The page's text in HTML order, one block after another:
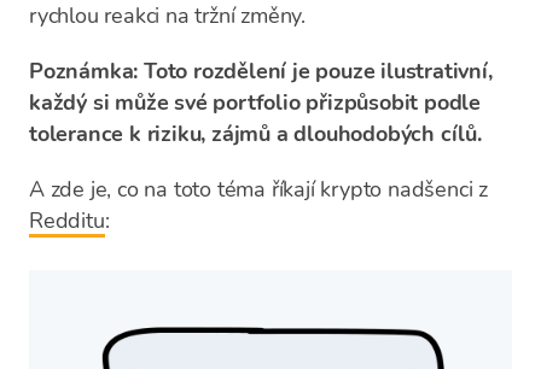
rychlou reakci na tržní změny.
Poznámka: Toto rozdělení je pouze ilustrativní,
každý si může své portfolio přizpůsobit podle
tolerance k riziku, zájmů a dlouhodobých cílů.
A zde je, co na toto téma říkají krypto nadšenci z
Redditu: